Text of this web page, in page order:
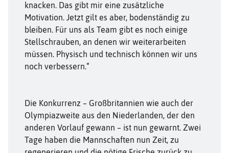
knacken. Das gibt mir eine zusätzliche
Motivation. Jetzt gilt es aber, bodenständig zu
bleiben. Für uns als Team gibt es noch einige
Stellschrauben, an denen wir weiterarbeiten
müssen. Physisch und technisch können wir uns
noch verbessern.“
Die Konkurrenz – Großbritannien wie auch der
Olympiazweite aus den Niederlanden, der den
anderen Vorlauf gewann – ist nun gewarnt. Zwei
Tage haben die Mannschaften nun Zeit, zu